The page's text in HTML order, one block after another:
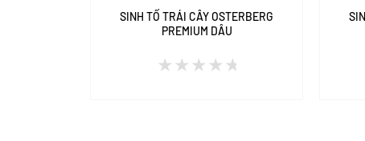
SINH TỐ TRÁI CÂY OSTERBERG
PREMIUM DÂU